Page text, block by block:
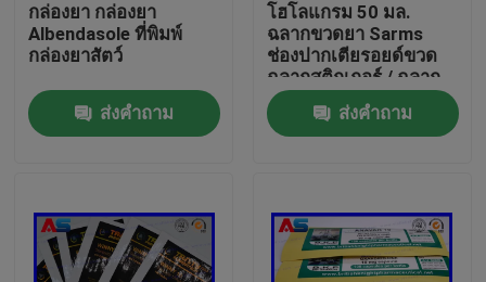
บ้าน
เกี่ยวกับเรา
กล่องยา กล่องยา
Albendasole ที่พิมพ์
กล่องยาสัตว์
ส่งคำถาม
โฮโลแกรม 50 มล.
ฉลากขวดยา Sarms
ช่องปากเตียรอยด์ขวด
ฉลากสติกเกอร์ / ฉลาก
ขวดส่วนบุคคล
ส่งคำถาม